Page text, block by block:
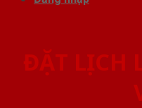
ĐẶT LỊCH